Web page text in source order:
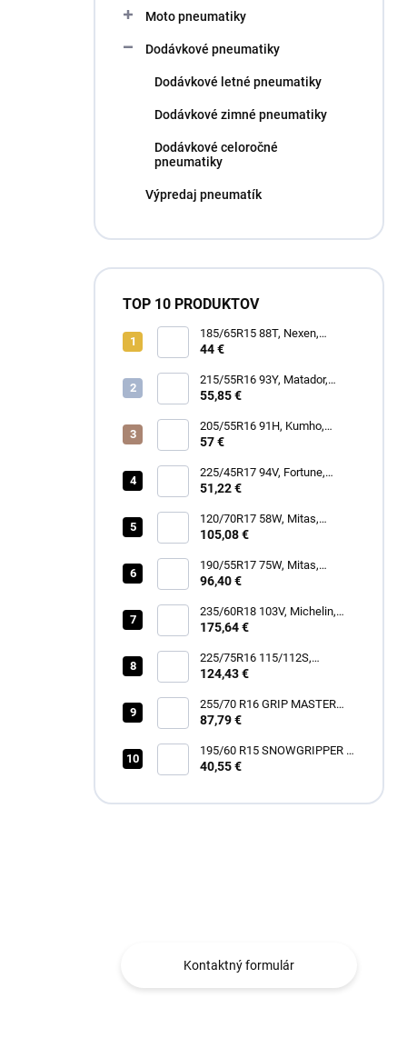
Moto pneumatiky
Dodávkové pneumatiky
Dodávkové letné pneumatiky
Dodávkové zimné pneumatiky
Dodávkové celoročné
pneumatiky
Výpredaj pneumatík
TOP 10 PRODUKTOV
185/65R15 88T, Nexen,
WINGUARD SNOW G3 WH21
44 €
215/55R16 93Y, Matador,
MP47 HECTORRA 3
55,85 €
205/55R16 91H, Kumho,
WINTERCRAFT WP52+
57 €
225/45R17 94V, Fortune,
SNOWFUN FSR901
51,22 €
120/70R17 58W, Mitas,
SPORTFORCE+
105,08 €
190/55R17 75W, Mitas,
SPORTFORCE+
96,40 €
235/60R18 103V, Michelin,
LATITUDE TOUR HP
175,64 €
225/75R16 115/112S,
Hankook, RF12 DYNAPRO
124,43 €
255/70 R16 GRIP MASTER
C/S [111] H
87,79 €
195/60 R15 SNOWGRIPPER I
[88] H
40,55 €
Kontaktný formulár